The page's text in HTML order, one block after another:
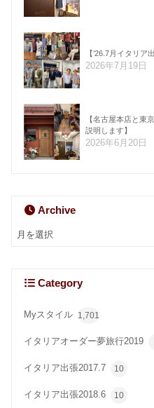
【’26.7月イタリア
2026年7月19日
【名古屋本店と東
説明します】
2026年6月20日
Archive
Category
Myスタイル 1,701
イタリアオーダー夢旅行2019
イタリア出張2017.7 10
イタリア出張2018.6 10